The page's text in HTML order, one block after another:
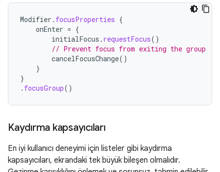
Modifier . focusProperties {
onEnter = {
initialFocus . requestFocus()
// Prevent focus from exiting the group
cancelFocusChange()
}
}
. focusGroup()
Kaydırma kapsayıcıları
En iyi kullanıcı deneyimi için listeler gibi kaydırma
kapsayıcıları, ekrandaki tek büyük bileşen olmalıdır.